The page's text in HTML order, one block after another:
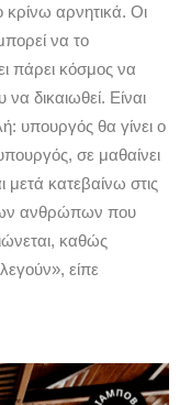
αρνητικά. Οι
να το
πάρει κόσμος να
δικαιωθεί. Είναι
υπουργός θα γίνει ο
σε μαθαίνει
κατεβαίνω στις
ανθρώπων που
καθώς
είπε